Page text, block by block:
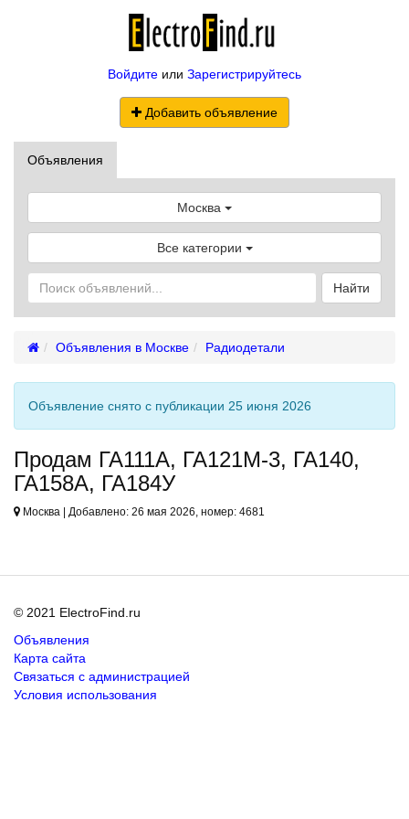
Войдите или Зарегистрируйтесь
Добавить объявление
Объявления
Москва
Все категории
Найти
Объявления в Москве Радиодетали
Объявление снято с публикации 25 июня 2026
Продам ГА111А, ГА121М-3, ГА140,
ГА158А, ГА184У
Москва | Добавлено: 26 мая 2026, номер: 4681
© 2021 ElectroFind.ru
Объявления
Карта сайта
Связаться с администрацией
Условия использования